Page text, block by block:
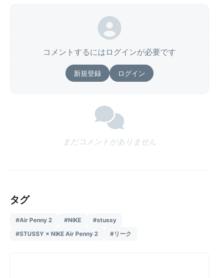
コメントするにはログインが必要です
新規登録 ログイン
まだコメントがありません
タグ
#Air Penny 2 #NIKE
#stussy
#STUSSY × NIKE Air Penny 2
#リーク